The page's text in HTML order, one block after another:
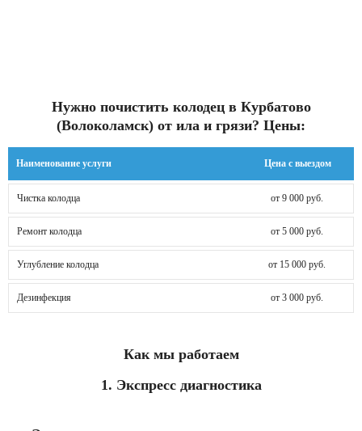
Нужно почистить колодец в Курбатово
(Волоколамск) от ила и грязи? Цены:
Наименование услуги Цена с выездом
Чистка колодца от 9 000 руб.
Ремонт колодца от 5 000 руб.
Углубление колодца от 15 000 руб.
Дезинфекция от 3 000 руб.
Как мы работаем
1. Экспресс диагностика